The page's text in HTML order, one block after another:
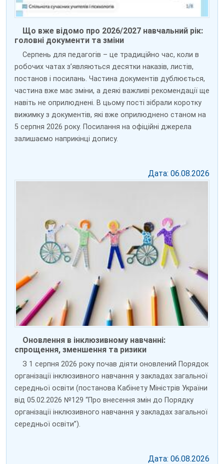
Що вже відомо про 2026/2027 навчальний рік:
головні документи та зміни
Серпень для педагогів – це традиційно час, коли в
робочих чатах з’являються десятки наказів, листів,
постанов і посилань. Частина документів дублюється,
частина вже має зміни, а деякі важливі рекомендації ще
навіть не оприлюднені. В цьому пості зібрали коротку
вижимку з документів, які вже оприлюднено станом на
5 серпня 2026 року. Посилання на офіційні джерела
залишаємо наприкінці допису.
Дата: 06.08.2026
Оновлення в інклюзивному навчанні:
спрощення, зменшення та ризики
З 1 серпня 2026 року почав діяти оновлений Порядок
організації інклюзивного навчання у закладах загальної
середньої освіти (постанова Кабінету Міністрів України
від 05.02.2026 №129 “Про внесення змін до Порядку
організації інклюзивного навчання у закладах загальної
середньої освіти”).
Дата: 06.08.2026